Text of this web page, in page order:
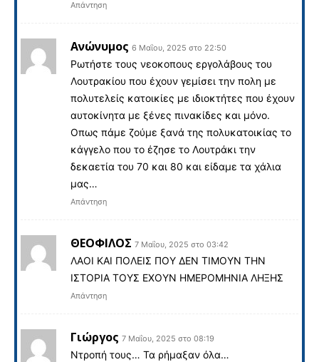
Απάντηση
Ανώνυμος 6 Μαΐου, 2025 στο 22:50
Ρωτήστε τους νεοκοπους εργολάβους του
Λουτρακίου που έχουν γεμίσει την πολη με
πολυτελείς κατοικίες με ιδιοκτήτες που έχουν
αυτοκίνητα με ξένες πινακίδες και μόνο.
Οπως πάμε ζούμε ξανά της πολυκατοικίας το
κάγγελο που το έζησε το Λουτράκι την
δεκαετία του 70 και 80 και είδαμε τα χάλια
μας…
Απάντηση
ΘΕΟΦΙΛΟΣ 7 Μαΐου, 2025 στο 03:42
ΛΑΟΙ ΚΑΙ ΠΟΛΕΙΣ ΠΟΥ ΔΕΝ ΤΙΜΟΥΝ ΤΗΝ
ΙΣΤΟΡΙΑ ΤΟΥΣ ΕΧΟΥΝ ΗΜΕΡΟΜΗΝΙΑ ΛΗΞΗΣ
Απάντηση
Γιώργος 7 Μαΐου, 2025 στο 08:19
Ντροπή τους… Τα ρήμαξαν όλα…